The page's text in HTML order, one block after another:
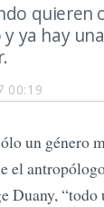
00:19
quieren
ya hay
un género
el
Duany,